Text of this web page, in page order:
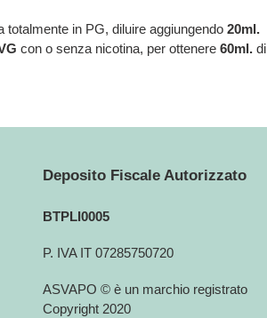
totalmente in PG, diluire aggiungendo 20ml.
con o senza nicotina, per ottenere 60ml. di
Deposito Fiscale Autorizzato
BTPLI0005
P. IVA IT 07285750720
ASVAPO © è un marchio registrato
Copyright 2020